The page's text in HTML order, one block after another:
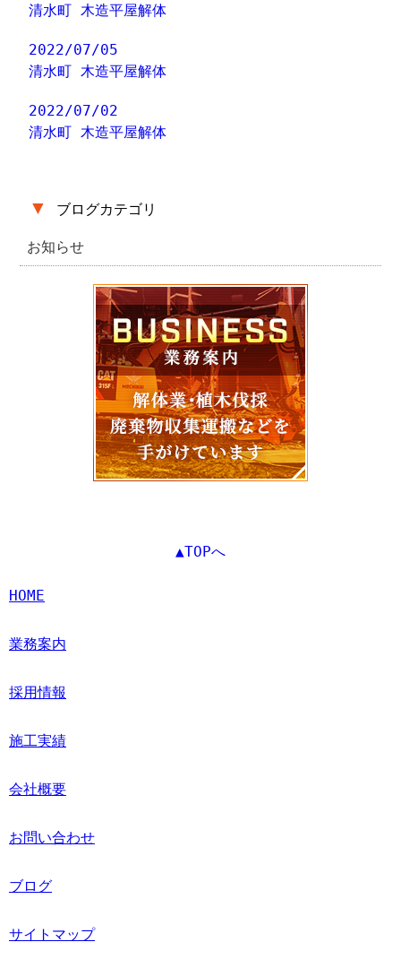
清水町 木造平屋解体
2022/07/05
清水町 木造平屋解体
2022/07/02
清水町 木造平屋解体
▼ ブログカテゴリ
お知らせ
▲TOPへ
HOME
業務案内
採用情報
施工実績
会社概要
お問い合わせ
ブログ
サイトマップ